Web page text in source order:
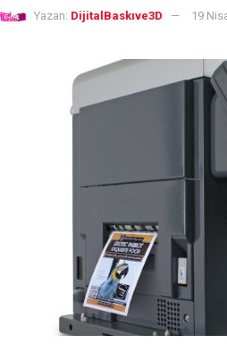
Yazan: DijitalBaskıve3D 19